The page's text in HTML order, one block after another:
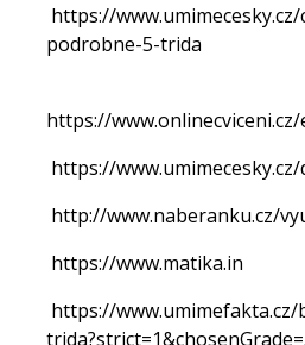
https://
podrobne-5-trida
https://
https://
http://www.naberanku.cz/
https://www.matika.in
https://